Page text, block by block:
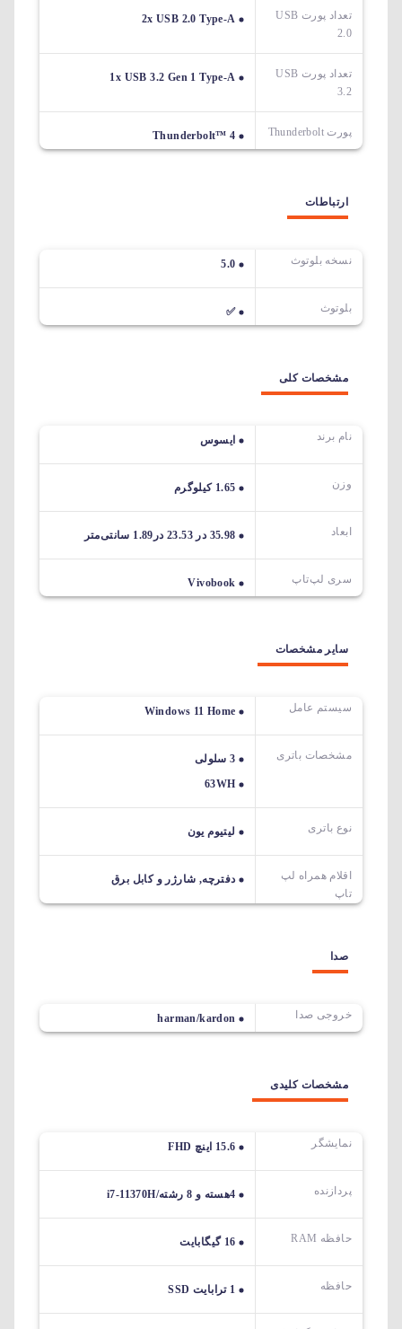
تعداد پورت USB
2.0
2x USB 2.0 Type-A
تعداد پورت USB
3.2
1x USB 3.2 Gen 1 Type-A
پورت Thunderbolt Thunderbolt™ 4
ارتباطات
نسخه بلوتوث 5.0
بلوتوث ✅
مشخصات کلی
نام برند ایسوس
وزن 1.65 کیلوگرم
ابعاد 35.98 در 23.53 در1.89 سانتی‌متر
سری لپ‌تاپ Vivobook
سایر مشخصات
سیستم عامل Windows 11 Home
مشخصات باتری
3 سلولی
63WH
نوع باتری لیتیوم یون
اقلام همراه لپ
تاپ
دفترچه, شارژر و کابل برق
صدا
خروجی صدا harman/kardon
مشخصات کلیدی
نمایشگر 15.6 اینچ FHD
پردازنده 4هسته و 8 رشته/i7-11370H
حافظه RAM 16 گیگابایت
حافظه 1 ترابایت SSD